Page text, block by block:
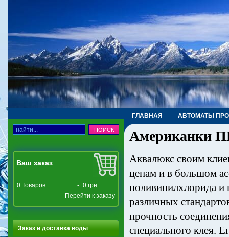
ГЛАВНАЯ АВТОМАТЫ
ТРУБЫ, ФИТИНГИ, КРАНЫ
Ваш заказ
0 Товаров - 0 грн
Перейти к заказу
Заказ и доставка воды
Американки
Аквалюкс своим
ценам и в большом
поливинилхлорида и
различных
прочность
специального клея.